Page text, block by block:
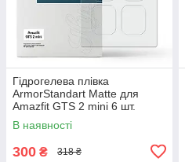
Гідрогелева плівка
ArmorStandart Matte для
Amazfit GTS 2 mini 6 шт.
(ARM91966)
В наявності
300 ₴ 318 ₴